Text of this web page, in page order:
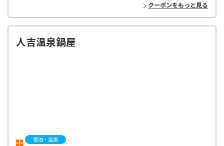
クーポンをもっと見る
人吉温泉鍋屋
宿泊・温泉